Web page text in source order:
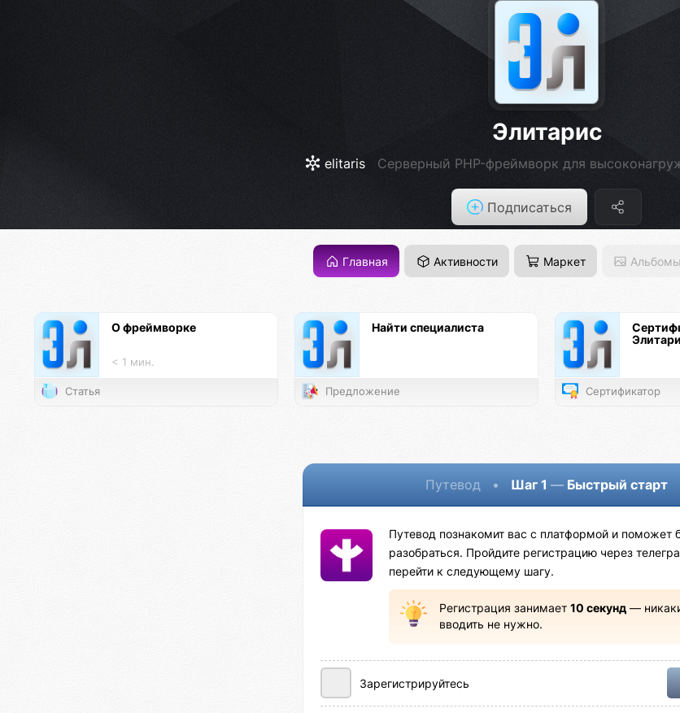
Элитарис
elitaris Серверный PHP-фреймворк для
Подписаться
Главная Активности Маркет Альбомы
О фреймворке
< 1 мин.
Статья
Найти специалиста
Предложение Сертификатор
Путевод • Шаг 1 — Быстрый старт
Путевод познакомит вас с платформой и поможет
разобраться. Пройдите регистрацию через
перейти к следующему шагу.
Регистрация занимает 10 секунд—
вводить не нужно.
Зарегистрируйтесь